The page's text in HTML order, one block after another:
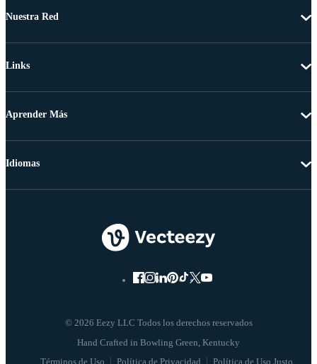
Nuestra Red
Links
Aprender Más
© 2026 Eezy LLC Todos los derechos reservados
Términos de Uso Política de Privacidad Política de Uso Justo
Idiomas